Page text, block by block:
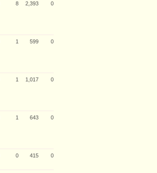
8 2,393 0
1 599 0
1 1,017 0
1 643 0
0 415 0